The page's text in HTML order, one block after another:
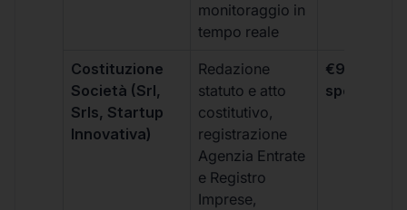
monitoraggio in
tempo reale
Costituzione
Società (Srl,
Srls, Startup
Innovativa)
Redazione
statuto e atto
costitutivo,
registrazione
Agenzia Entrate
e Registro
Imprese,
€99 + IVA
spese